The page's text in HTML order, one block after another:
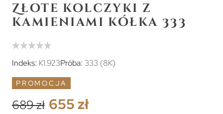
Złote kolczyki z
kamieniami kółka 333
Indeks: K1.923Próba: 333 (8K)
PROMOCJA
689 zł 655 zł